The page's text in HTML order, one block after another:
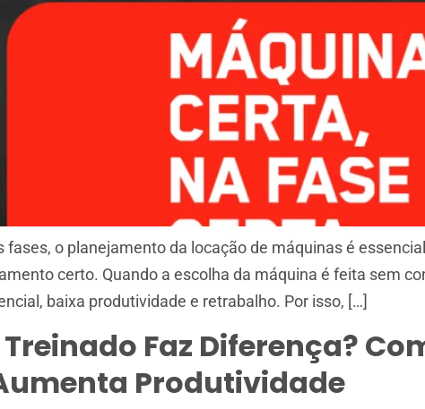
fases, o planejamento da locação de máquinas é
certo. Quando a escolha da máquina é feita sem
baixa produtividade e retrabalho. Por isso, […]
Faz Diferença?
Produtividade